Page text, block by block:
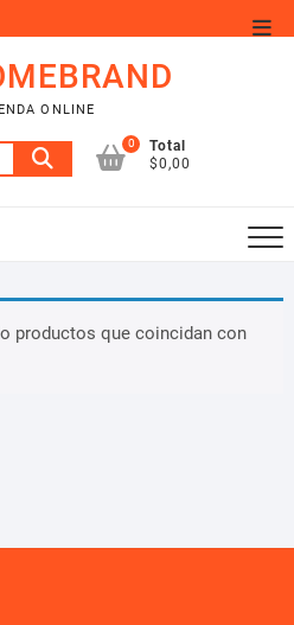
ONLINE
Buscar
por:
0
Total
$0,00
productos que coincidan con